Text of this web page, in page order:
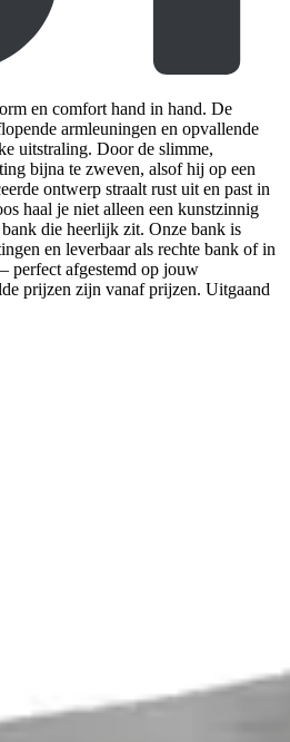
en comfort hand in hand. De
armleuningen en opvallende
uitstraling. Door de slimme,
bijna te zweven, alsof hij op een
ontwerp straalt rust uit en past in
haal je niet alleen een kunstzinnig
die heerlijk zit. Onze bank is
en leverbaar als rechte bank of in
perfect afgestemd op jouw
prijzen zijn vanaf prijzen. Uitgaand